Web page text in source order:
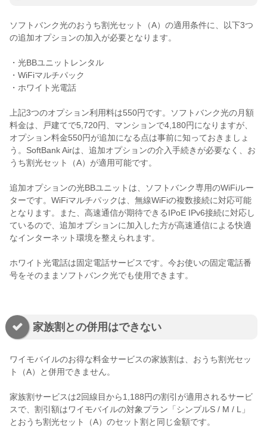
ソフトバンク光のおうち割光セット（A）の適用条件に、以下3つ
の追加オプションの加入が必要となります。
・光BBユニットレンタル
・WiFiマルチパック
・ホワイト光電話
上記3つのオプション利用料は550円です。ソフトバンク光の月額
料金は、戸建てで5,720円、マンションで4,180円になりますが、
オプション料金550円が追加になる点は事前に知っておきましょ
う。SoftBank Airは、追加オプションの介入手続きが必要なく、お
うち割光セット（A）が適用可能です。
追加オプションの光BBユニットは、ソフトバンク専用のWiFiルー
ターです。WiFiマルチパックは、無線WiFiの複数接続に対応可能
となります。また、高速通信が期待できるIPoE IPv6接続に対応し
ているので、追加オプションに加入した方が高速通信による快適
なインターネット環境を整えられます。
ホワイト光電話は固定電話サービスです。今お使いの固定電話番
号をそのままソフトバンク光でも使用できます。
家族割との併用はできない
ワイモバイルのお得な料金サービスの家族割は、おうち割光セッ
ト（A）と併用できません。
家族割サービスは2回線目から1,188円の割引が適用されるサービ
スで、割引額はワイモバイルの対象プラン「シンプルS / M / L」
とおうち割光セット（A）のセット割と同じ金額です。